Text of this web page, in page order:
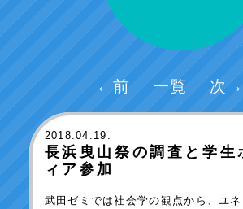
←前 一覧 次→
2018.04.19.
長浜曳山祭の調査と学生
ィア参加
武田ゼミでは社会学の観点から、ユ